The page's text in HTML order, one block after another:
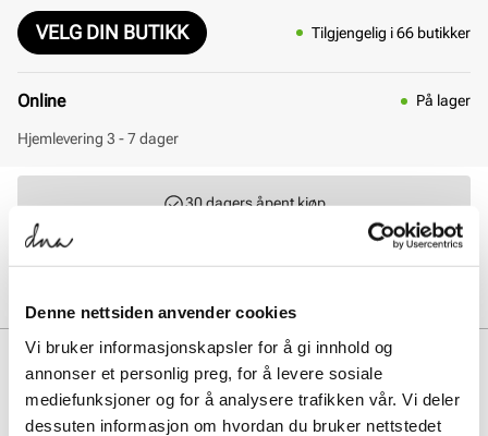
Denne nettsiden anvender cookies
Vi bruker informasjonskapsler for å gi innhold og
annonser et personlig preg, for å levere sosiale
mediefunksjoner og for å analysere trafikken vår. Vi deler
dessuten informasjon om hvordan du bruker nettstedet
VELG DIN BUTIKK Tilgjengelig i 66 butikker
Online På lager
Hjemlevering 3 - 7 dager
30 dagers åpent kjøp
Gratis retur i butikk
BESKRIVELSE
New Balance U2002 med overdel i kombinasjon av premium,
semsket skinn og mesh. ABZORB mellomsåle absorberer støt,